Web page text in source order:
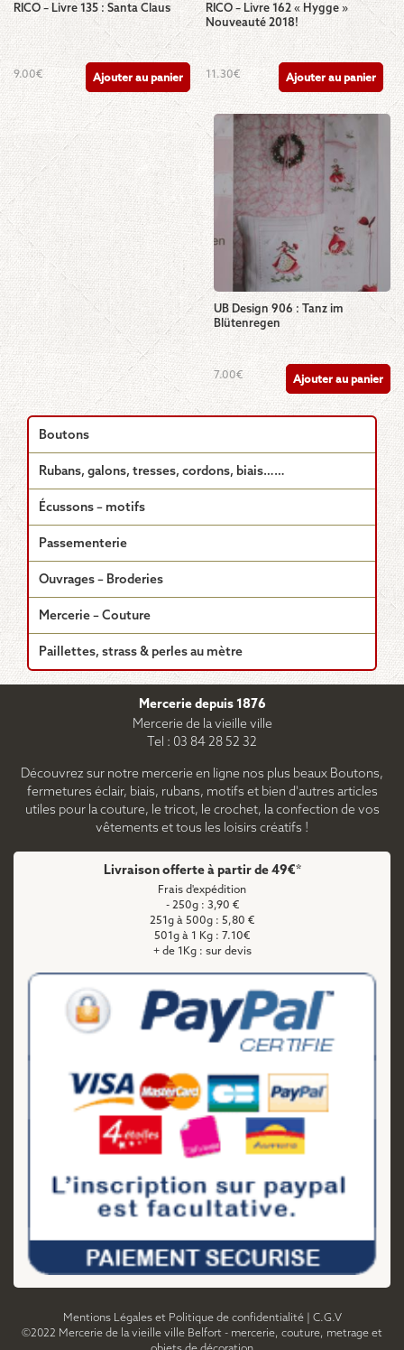
RICO – Livre 135 : Santa Claus
9.00€ Ajouter au panier
RICO – Livre 162 « Hygge »
Nouveauté 2018!
11.30€ Ajouter au panier
UB Design 906 : Tanz im
Blütenregen
7.00€ Ajouter au panier
Boutons
Rubans, galons, tresses, cordons, biais……
Écussons – motifs
Passementerie
Ouvrages – Broderies
Mercerie – Couture
Paillettes, strass & perles au mètre
Mercerie depuis 1876
Mercerie de la vieille ville
Tel : 03 84 28 52 32
Découvrez sur notre mercerie en ligne nos plus beaux Boutons,
fermetures éclair, biais, rubans, motifs et bien d'autres articles
utiles pour la couture, le tricot, le crochet, la confection de vos
vêtements et tous les loisirs créatifs !
Livraison offerte à partir de 49€*
Frais d'expédition
- 250g : 3,90 €
251g à 500g : 5,80 €
501g à 1 Kg : 7.10€
+ de 1Kg : sur devis
Mentions Légales et Politique de confidentialité| C.G.V
©2022 Mercerie de la vieille ville Belfort - mercerie, couture, metrage et